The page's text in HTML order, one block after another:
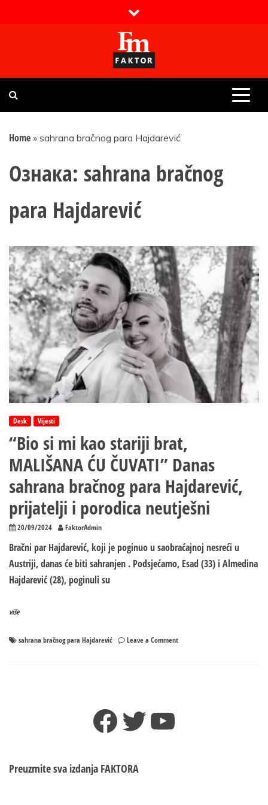
Faktor magazin
Uvijek presudan
Home » sahrana bračnog para Hajdarević
Ознака: sahrana bračnog
para Hajdarević
Desk Vijesti
“Bio si mi kao stariji brat,
MALIŠANA ĆU ČUVATI” Danas
sahrana bračnog para Hajdarević,
prijatelji i porodica neutješni
20/09/2024 FaktorAdmin
Bračni par Hajdarević, koji je poginuo u saobraćajnoj nesreći u
Austriji, danas će biti sahranjen . Podsjećamo, Esad (33) i Almedina
Hajdarević (28), poginuli su
više
sahrana bračnog para Hajdarević Leave a Commenton
Facebook
TwitterYouTube
Preuzmite sva izdanja FAKTORA